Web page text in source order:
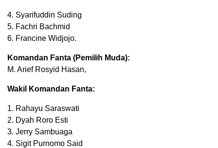
4. Syarifuddin Suding
5. Fachri Bachmid
6. Francine Widjojo.
Komandan Fanta (Pemilih Muda):
M. Arief Rosyid Hasan,
Wakil Komandan Fanta:
1. Rahayu Saraswati
2. Dyah Roro Esti
3. Jerry Sambuaga
4. Sigit Purnomo Said